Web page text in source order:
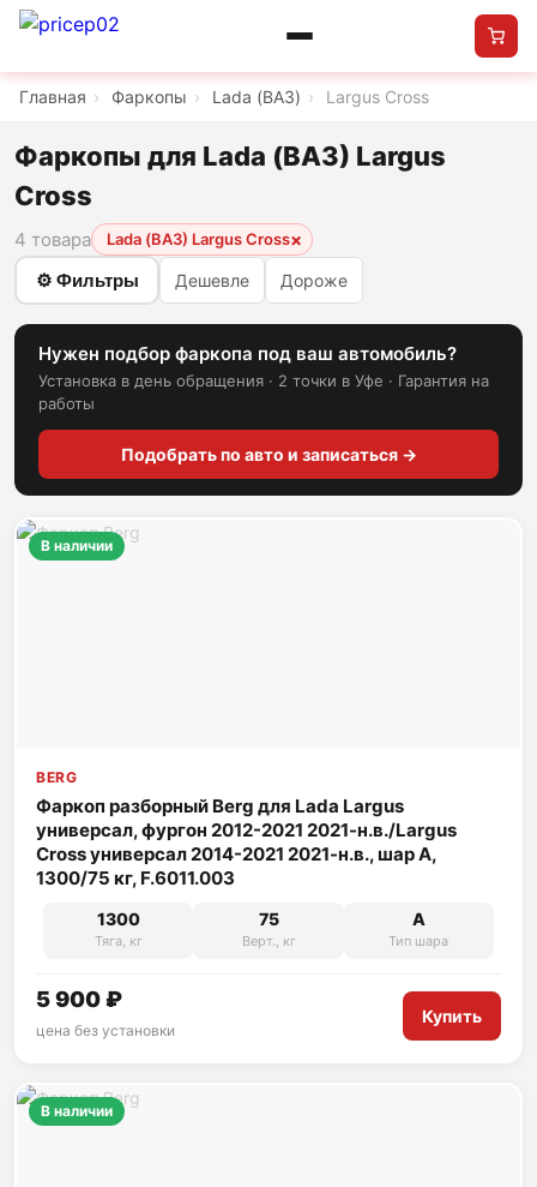
Главная › Фаркопы › Lada (ВАЗ) › Largus Cross
Фаркопы для Lada (ВАЗ) Largus
Cross
4 товара Lada (ВАЗ) Largus Cross×
⚙ Фильтры Дешевле Дороже
Нужен подбор фаркопа под ваш автомобиль?
Установка в день обращения · 2 точки в Уфе · Гарантия на
работы
Подобрать по авто и записаться →
В наличии
BERG
Фаркоп разборный Berg для Lada Largus
универсал, фургон 2012-2021 2021-н.в./Largus
Cross универсал 2014-2021 2021-н.в., шар A,
1300/75 кг, F.6011.003
1300
Тяга, кг
75
Верт., кг
A
Тип шара
5 900 ₽
цена без установки
Купить
В наличии